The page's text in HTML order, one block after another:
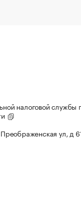
налоговой службы
ул, д